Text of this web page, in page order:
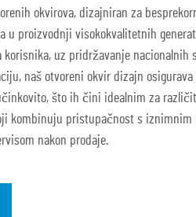
okvirova, dizajniran za
u proizvodnji visokokvalitetnih
uz pridržavanje nacionalnih
naš otvoreni okvir dizajn
što ih čini idealnim za
kombinuju pristupačnost s iznimnim
nakon prodaje.